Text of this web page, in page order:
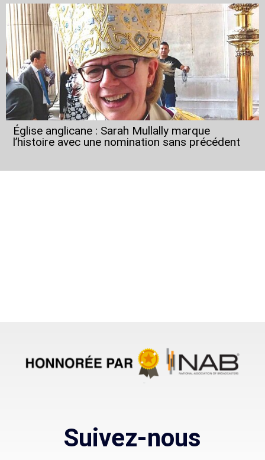
Église anglicane : Sarah Mullally marque
l’histoire avec une nomination sans précédent
Suivez-nous